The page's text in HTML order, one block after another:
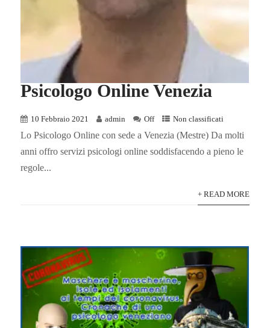
Psicologo Online Venezia
10 Febbraio 2021 admin Off Non classificati
Lo Psicologo Online con sede a Venezia (Mestre) Da molti
anni offro servizi psicologi online soddisfacendo a pieno le
regole...
+ READ MORE